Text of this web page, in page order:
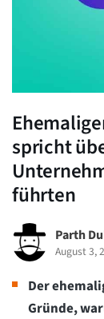
spricht
führten
Parth
August 3,
Der
Gründe,